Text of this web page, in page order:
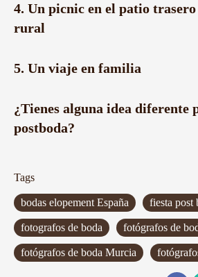
4. Un picnic en el patio trasero
rural
5. Un viaje en familia
¿Tienes alguna idea diferente
postboda?
Tags
bodas elopement España fiesta post
fotografos de boda fotógrafos de
fotógrafos de boda Murcia